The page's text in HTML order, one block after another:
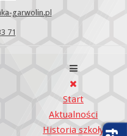
garwolin.pl
71
Start
Aktualności
Historia szkoły